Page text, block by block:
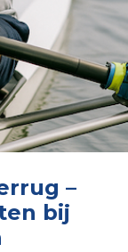
–
bij